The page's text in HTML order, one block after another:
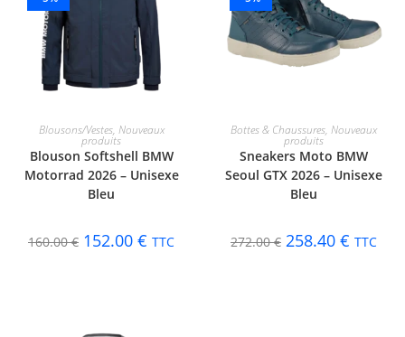
CHOIX DES OPTIONS
Blousons/Vestes, Nouveaux
produits
Blouson Softshell BMW
Motorrad 2026 – Unisexe
Bleu
160.00€ 152.00 € TTC
CHOIX DES OPTIONS
Bottes & Chaussures, Nouveaux
produits
Sneakers Moto BMW
Seoul GTX 2026 – Unisexe
Bleu
272.00€ 258.40 € TTC